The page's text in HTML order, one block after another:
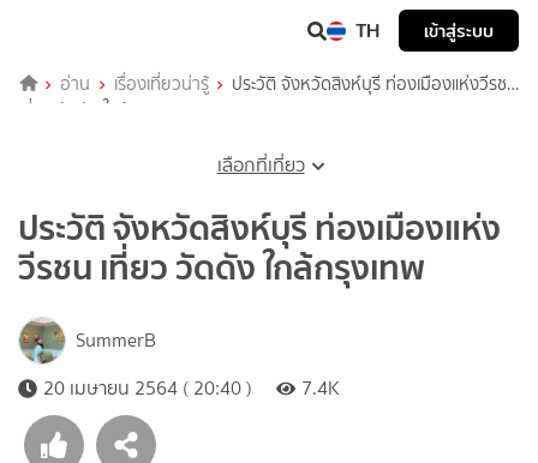
TH เข้าสู่ระบบ
อ่าน เรื่องเที่ยวน่ารู้
ประวัติ จังหวัดสิงห์บุรี ท่องเมืองแห่งวีรชน
เที่ยว วัดดัง ใกล้กรุงเทพ
เลือกที่เที่ยว
ประวัติ จังหวัดสิงห์บุรี ท่องเมืองแห่ง
วีรชน เที่ยว วัดดัง ใกล้กรุงเทพ
SummerB
20 เมษายน 2564 ( 20:40 )
7.4K